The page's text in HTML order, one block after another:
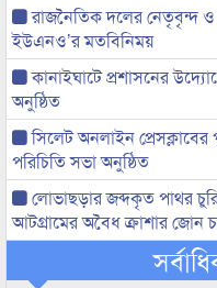
রাজনৈতিক দলের নেতৃবৃন্দ
ইউএনও’র মতবিনিময়
কানাইঘাটে প্রশাসনের
অনুষ্ঠিত
সিলেট অনলাইন
পরিচিতি সভা অনুষ্ঠিত
লোভাছড়ার জব্দকৃত পাথর
আটগ্রামের অবৈধ ক্রাশার জোন